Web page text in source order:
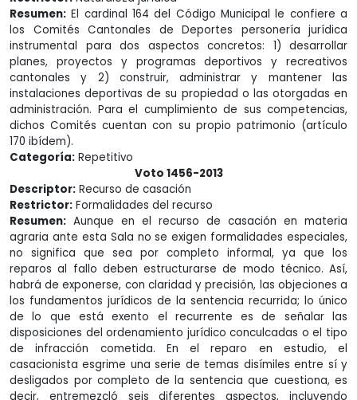
Resumen: El cardinal 164 del Código Municipal le confiere a
los Comités Cantonales de Deportes personería jurídica
instrumental para dos aspectos concretos: 1) desarrollar
planes, proyectos y programas deportivos y recreativos
cantonales y 2) construir, administrar y mantener las
instalaciones deportivas de su propiedad o las otorgadas en
administración. Para el cumplimiento de sus competencias,
dichos Comités cuentan con su propio patrimonio (artículo
170 ibídem).
Categoría: Repetitivo
Voto 1456-2013
Descriptor: Recurso de casación
Restrictor: Formalidades del recurso
Resumen: Aunque en el recurso de casación en materia
agraria ante esta Sala no se exigen formalidades especiales,
no significa que sea por completo informal, ya que los
reparos al fallo deben estructurarse de modo técnico. Así,
habrá de exponerse, con claridad y precisión, las objeciones a
los fundamentos jurídicos de la sentencia recurrida; lo único
de lo que está exento el recurrente es de señalar las
disposiciones del ordenamiento jurídico conculcadas o el tipo
de infracción cometida. En el reparo en estudio, el
casacionista esgrime una serie de temas disímiles entre sí y
desligados por completo de la sentencia que cuestiona, es
decir, entremezcló seis diferentes aspectos, incluyendo